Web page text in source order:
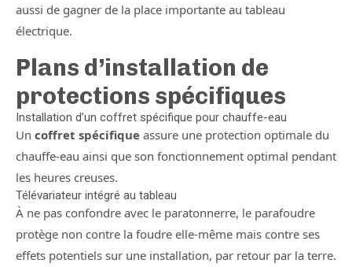
aussi de gagner de la place importante au tableau
électrique.
Plans d’installation de
protections spécifiques
Installation d’un coffret spécifique pour chauffe-eau
Un coffret spécifique assure une protection optimale du
chauffe-eau ainsi que son fonctionnement optimal pendant
les heures creuses.
Télévariateur intégré au tableau
À ne pas confondre avec le paratonnerre, le parafoudre
protège non contre la foudre elle-même mais contre ses
effets potentiels sur une installation, par retour par la terre.